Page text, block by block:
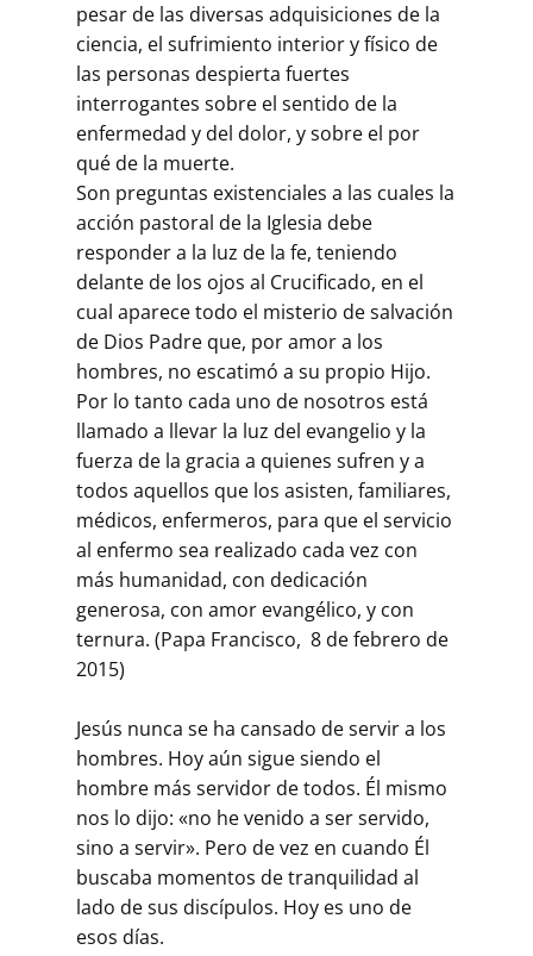
pesar de las diversas adquisiciones de la
ciencia, el sufrimiento interior y físico de
las personas despierta fuertes
interrogantes sobre el sentido de la
enfermedad y del dolor, y sobre el por
qué de la muerte.
Son preguntas existenciales a las cuales la
acción pastoral de la Iglesia debe
responder a la luz de la fe, teniendo
delante de los ojos al Crucificado, en el
cual aparece todo el misterio de salvación
de Dios Padre que, por amor a los
hombres, no escatimó a su propio Hijo.
Por lo tanto cada uno de nosotros está
llamado a llevar la luz del evangelio y la
fuerza de la gracia a quienes sufren y a
todos aquellos que los asisten, familiares,
médicos, enfermeros, para que el servicio
al enfermo sea realizado cada vez con
más humanidad, con dedicación
generosa, con amor evangélico, y con
ternura. (Papa Francisco, 8 de febrero de
2015)
Jesús nunca se ha cansado de servir a los
hombres. Hoy aún sigue siendo el
hombre más servidor de todos. Él mismo
nos lo dijo: «no he venido a ser servido,
sino a servir». Pero de vez en cuando Él
buscaba momentos de tranquilidad al
lado de sus discípulos. Hoy es uno de
esos días.